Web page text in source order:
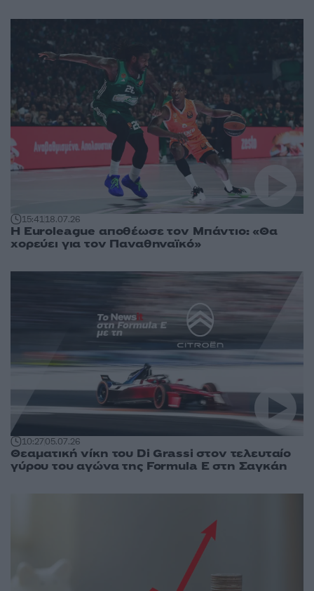
15:4118.07.26
Η Euroleague αποθέωσε τον Μπάντιο: «Θα
χορεύει για τον Παναθηναϊκό»
10:2705.07.26
Θεαματική νίκη του Di Grassi στον τελευταίο
γύρου του αγώνα της Formula E στη Σαγκάη